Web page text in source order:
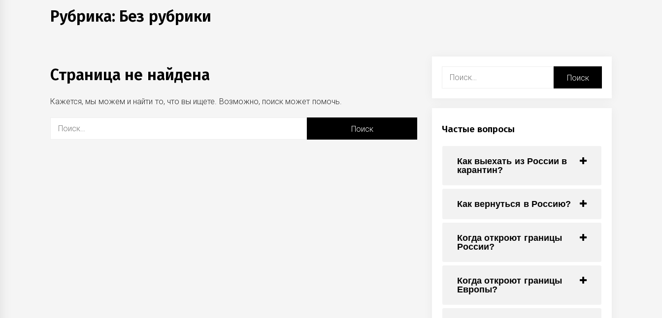
Рубрика: Без рубрики
Страница не найдена
Кажется, мы можем и найти то, что вы ищете. Возможно, поиск может помочь.
Найти:
Найти:
Частые вопросы
Как выехать из России в
карантин?
Как вернуться в Россию?
Когда откроют границы
России?
Когда откроют границы
Европы?